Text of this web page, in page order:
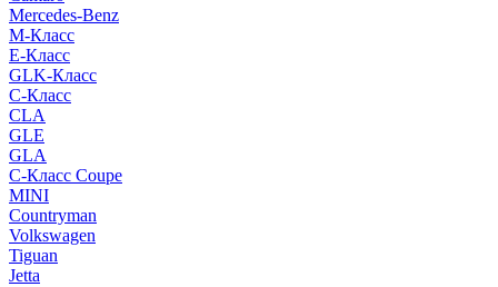
Mercedes-Benz
M-Класс
E-Класс
GLK-Класс
C-Класс
CLA
GLE
GLA
C-Класс Coupe
MINI
Countryman
Volkswagen
Tiguan
Jetta